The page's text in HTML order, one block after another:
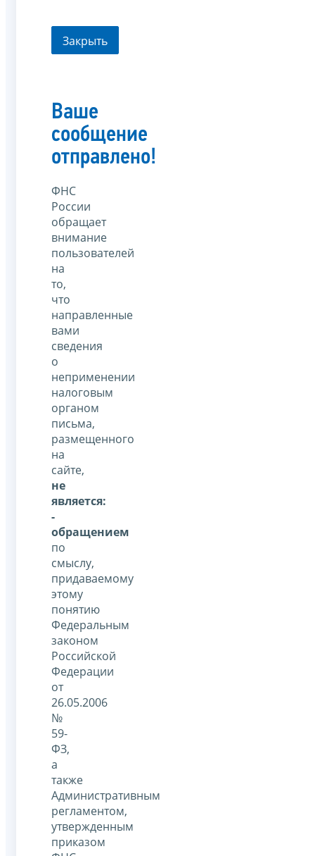
Закрыть
Ваше
сообщение
отправлено!
ФНС
России
обращает
внимание
пользователей
на
то,
что
направленные
вами
сведения
о
неприменении
налоговым
органом
письма,
размещенного
на
сайте,
не
является:
-
обращением
по
смыслу,
придаваемому
этому
понятию
Федеральным
законом
Российской
Федерации
от
26.05.2006
№
59-
ФЗ,
а
также
Административным
регламентом,
утвержденным
приказом